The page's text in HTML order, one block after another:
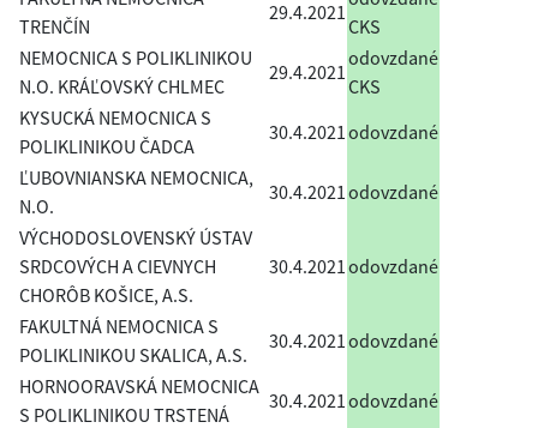
TRENČÍN
29.4.2021
CKS
NEMOCNICA S POLIKLINIKOU
N.O. KRÁĽOVSKÝ CHLMEC
29.4.2021
odovzdané
CKS
KYSUCKÁ NEMOCNICA S
POLIKLINIKOU ČADCA
30.4.2021 odovzdané
ĽUBOVNIANSKA NEMOCNICA,
N.O.
30.4.2021 odovzdané
VÝCHODOSLOVENSKÝ ÚSTAV
SRDCOVÝCH A CIEVNYCH
CHORÔB KOŠICE, A.S.
30.4.2021 odovzdané
FAKULTNÁ NEMOCNICA S
POLIKLINIKOU SKALICA, A.S.
30.4.2021 odovzdané
HORNOORAVSKÁ NEMOCNICA
S POLIKLINIKOU TRSTENÁ
30.4.2021 odovzdané